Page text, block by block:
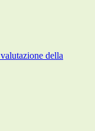
della